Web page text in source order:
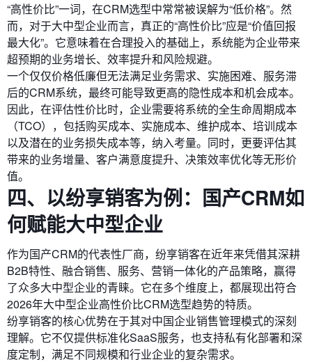
“高性价比”一词，在CRM选型中常常被误解为“低价格”。然
而，对于大中型企业而言，真正的“高性价比”应是“价值回报
最大化”。它意味着在合理投入的基础上，系统能为企业带来
超预期的业务增长、效率提升和风险规避。
一个仅仅价格低廉但无法满足业务需求、实施困难、服务滞
后的CRM系统，最终可能导致更高的隐性成本和机会成本。
因此，在评估性价比时，企业需要将系统的全生命周期成本
（TCO），包括购买成本、实施成本、维护成本、培训成本
以及潜在的业务损失成本等，纳入考量。同时，更要评估其
带来的业务增量、客户满意度提升、决策效率优化等无形价
值。
四、以纷享销客为例：国产CRM如
何赋能大中型企业
作为国产CRM的代表性厂商，纷享销客在近年来凭借其深耕
B2B特性、融合销售、服务、营销一体化的产品策略，赢得
了众多大中型企业的青睐。它在多个维度上，都展现出符合
2026年大中型企业高性价比CRM选型趋势的特质。
纷享销客的核心优势在于其对中国企业销售管理模式的深刻
理解。它不仅提供标准化SaaS服务，也支持私有化部署和深
度定制，满足不同规模和行业企业的复杂需求。